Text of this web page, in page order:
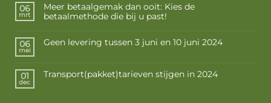
06
mrt
Meer betaalgemak dan ooit: Kies de
betaalmethode die bij u past!
06
mei
Geen levering tussen 3 juni en 10 juni 2024
01
dec
Transport(pakket)tarieven stijgen in 2024